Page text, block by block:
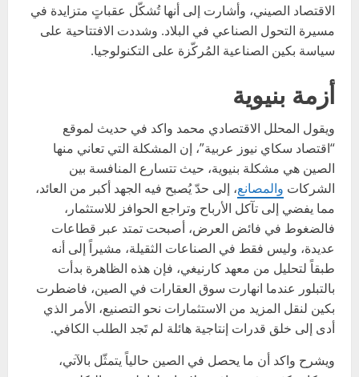
الاقتصاد الصيني، وأشارت إلى أنها تُشكّل عقباتٍ متزايدة في
مسيرة التحول الصناعي في البلاد. وشددت الافتتاحية على
سياسة بكين الصناعية المُركّزة على التكنولوجيا.
أزمة بنيوية
ويقول المحلل الاقتصادي محمد واكد في حديث لموقع
“اقتصاد سكاي نيوز عربية”، إن المشكلة التي تعاني منها
الصين هي مشكلة بنيوية، حيث تتسارع المنافسة بين
الشركات والمصانع، إلى حدّ يُصبح فيه الجهد أكبر من العائد،
مما يفضي إلى تآكل الأرباح وتراجع الحوافز للاستثمار،
فالضغوط في فائض العرض، أصبحت تمتد عبر قطاعات
عديدة، وليس فقط في الصناعات الثقيلة، مشيراً إلى أنه
طبقاً لتحليل من معهد كارنيغي، فإن هذه الظاهرة بدأت
بالتبلور عندما انهارت سوق العقارات في الصين، فاضطرت
بكين لنقل المزيد من الاستثمارات نحو التصنيع، الأمر الذي
أدى إلى خلق قدرات إنتاجية هائلة لم تَجد الطلب الكافي.
ويشرح واكد أن ما يحصل في الصين حالياً يتمثّل بالآتي،